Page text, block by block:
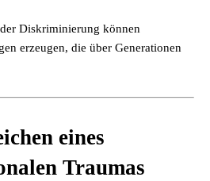
Diskriminierung können
erzeugen, die über Generationen
eines
Traumas